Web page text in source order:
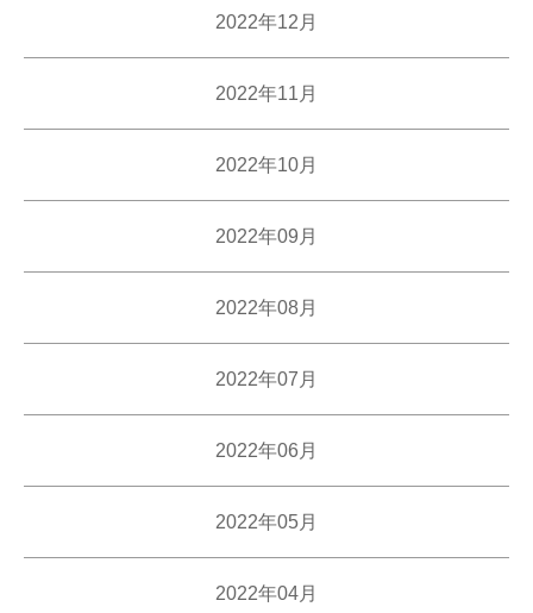
2022年12月
2022年11月
2022年10月
2022年09月
2022年08月
2022年07月
2022年06月
2022年05月
2022年04月